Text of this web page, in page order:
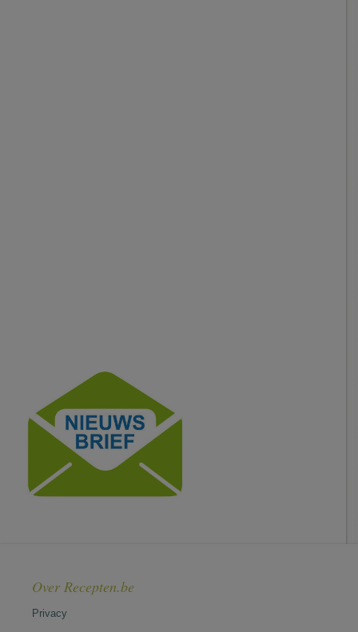
Over Recepten.be
Privacy